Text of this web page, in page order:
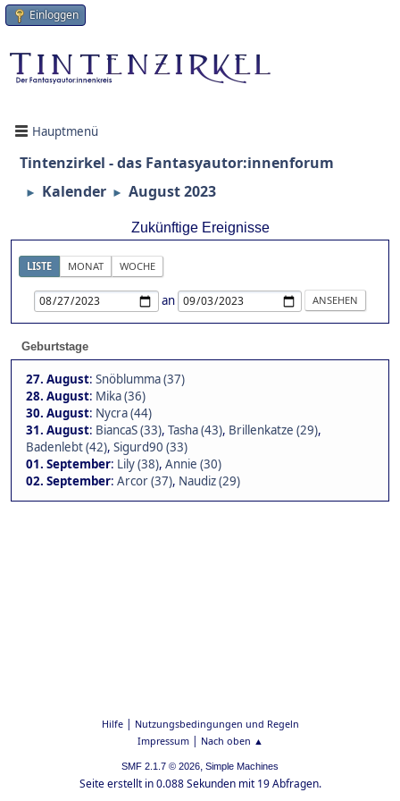
Einloggen
Hauptmenü
Tintenzirkel - das Fantasyautor:innenforum
► Kalender ► August 2023
Zukünftige Ereignisse
LISTE MONAT WOCHE
an
Geburtstage
27. August: Snöblumma (37)
28. August: Mika (36)
30. August: Nycra (44)
31. August: BiancaS (33), Tasha (43), Brillenkatze (29),
Badenlebt (42), Sigurd90 (33)
01. September: Lily (38), Annie (30)
02. September: Arcor (37), Naudiz (29)
Hilfe| Nutzungsbedingungen und Regeln
Impressum| Nach oben ▲
SMF 2.1.7 © 2026, Simple Machines
Seite erstellt in 0.088 Sekunden mit 19 Abfragen.